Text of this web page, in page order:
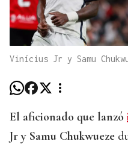
Vinícius Jr y Samu
El aficionado que lanzó
Jr y Samu Chukwueze